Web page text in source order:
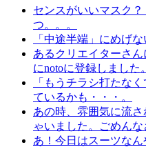
センスがいいマスク
つ。。。
「中途半端」にめげ
あるクリエイターさ
にnotoに登録しました。
「もうチラシ打たな
ているかも・・・。
あの時、雰囲気に流
ゃいました。ごめんな
あ！今日はスーツな